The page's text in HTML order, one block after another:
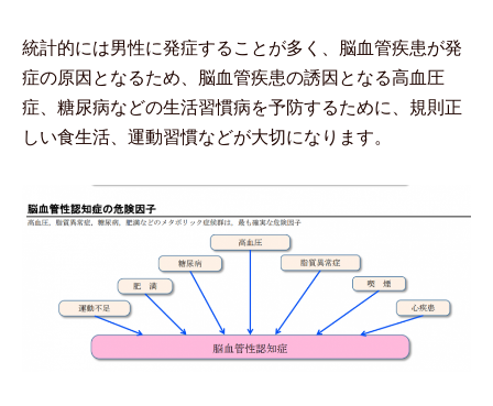
統計的には男性に発症することが多く、脳血管疾患が発
症の原因となるため、脳血管疾患の誘因となる高血圧
症、糖尿病などの生活習慣病を予防するために、規則正
しい食生活、運動習慣などが大切になります。